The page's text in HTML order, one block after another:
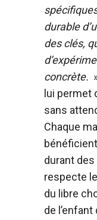
durable
des clés,
concrète.
lui permet
sans
Chaque
durant
respecte
du libre
de